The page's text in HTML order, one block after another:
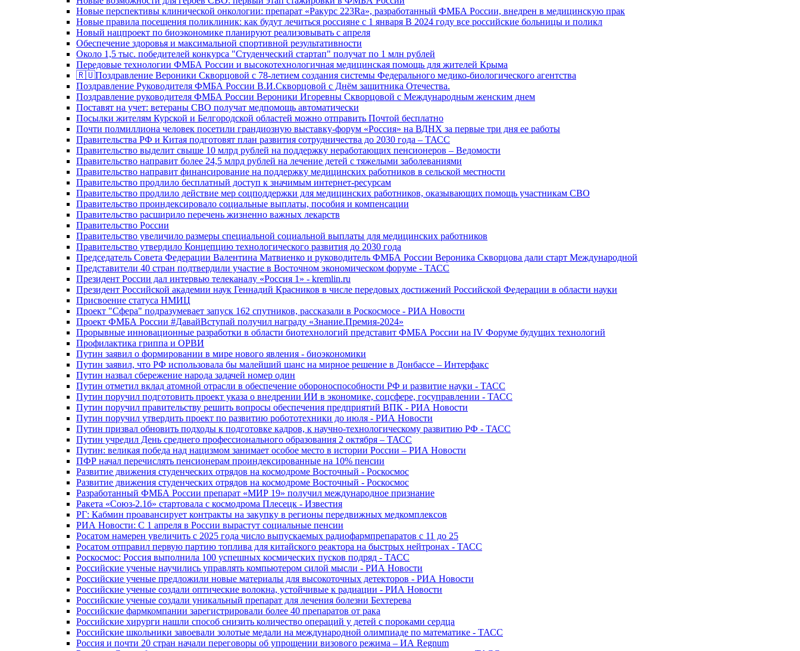
Новые перспективы клинической онкологии: препарат «Ракурс 223Ra», разработанный ФМБА России, внедрен в медицинскую прак
Новые правила посещения поликлиник: как будут лечиться россияне с 1 января В 2024 году все российские больницы и поликл
Новый нацпроект по биоэкономике планируют реализовывать с апреля
Обеспечение здоровья и максимальной спортивной результативности
Около 1,5 тыс. победителей конкурса "Студенческий стартап" получат по 1 млн рублей
Передовые технологии ФМБА России и высокотехнологичная медицинская помощь для жителей Крыма
🇷🇺Поздравление Вероники Скворцовой с 78-летием создания системы Федерального медико-биологического агентства
Поздравление Руководителя ФМБА России В.И.Скворцовой с Днём защитника Отечества.
Поздравление руководителя ФМБА России Вероники Игоревны Скворцовой с Международным женским днем
Поставят на учет: ветераны СВО получат медпомощь автоматически
Посылки жителям Курской и Белгородской областей можно отправить Почтой бесплатно
Почти полмиллиона человек посетили грандиозную выставку-форум «Россия» на ВДНХ за первые три дня ее работы
Правительства РФ и Китая подготовят план развития сотрудничества до 2030 года – ТАСС
Правительство выделит свыше 10 млрд рублей на поддержку неработающих пенсионеров – Ведомости
Правительство направит более 24,5 млрд рублей на лечение детей с тяжелыми заболеваниями
Правительство направит финансирование на поддержку медицинских работников в сельской местности
Правительство продлило бесплатный доступ к значимым интернет-ресурсам
Правительство продлило действие мер соцподдержки для медицинских работников, оказывающих помощь участникам СВО
Правительство проиндексировало социальные выплаты, пособия и компенсации
Правительство расширило перечень жизненно важных лекарств
Правительство России
Правительство увеличило размеры специальной социальной выплаты для медицинских работников
Правительство утвердило Концепцию технологического развития до 2030 года
Председатель Совета Федерации Валентина Матвиенко и руководитель ФМБА России Вероника Скворцова дали старт Международной
Представители 40 стран подтвердили участие в Восточном экономическом форуме - ТАСС
Президент России дал интервью телеканалу «Россия 1» - kremlin.ru
Президент Российской академии наук Геннадий Красников в числе передовых достижений Российской Федерации в области науки
Присвоение статуса НМИЦ
Проект "Сфера" подразумевает запуск 162 спутников, рассказали в Роскосмосе - РИА Новости
Проект ФМБА России #ДавайВступай получил награду «Знание.Премия-2024»
Прорывные инновационные разработки в области биотехнологий представит ФМБА России на IV Форуме будущих технологий
Профилактика гриппа и ОРВИ
Путин заявил о формировании в мире нового явления - биоэкономики
Путин заявил, что РФ использовала бы малейший шанс на мирное решение в Донбассе – Интерфакс
Путин назвал сбережение народа задачей номер один
Путин отметил вклад атомной отрасли в обеспечение обороноспособности РФ и развитие науки - ТАСС
Путин поручил подготовить проект указа о внедрении ИИ в экономике, соцсфере, госуправлении - ТАСС
Путин поручил правительству решить вопросы обеспечения предприятий ВПК - РИА Новости
Путин поручил утвердить проект по развитию робототехники до июля - РИА Новости
Путин призвал обновить подходы к подготовке кадров, к научно-технологическому развитию РФ - ТАСС
Путин учредил День среднего профессионального образования 2 октября – ТАСС
Путин: великая победа над нацизмом занимает особое место в истории России – РИА Новости
ПФР начал перечислять пенсионерам проиндексированные на 10% пенсии
Развитие движения студенческих отрядов на космодроме Восточный - Роскосмос
Развитие движения студенческих отрядов на космодроме Восточный - Роскосмос
Разработанный ФМБА России препарат «МИР 19» получил международное признание
Ракета «Союз-2.1б» стартовала с космодрома Плесецк - Известия
РГ: Кабмин проавансирует контракты на закупку в регионы передвижных медкомплексов
РИА Новости: С 1 апреля в России вырастут социальные пенсии
Росатом намерен увеличить с 2025 года число выпускаемых радиофармпрепаратов с 11 до 25
Росатом отправил первую партию топлива для китайского реактора на быстрых нейтронах - ТАСС
Роскосмос: Россия выполнила 100 успешных космических пусков подряд - ТАСС
Российские ученые научились управлять компьютером силой мысли - РИА Новости
Российские ученые предложили новые материалы для высокоточных детекторов - РИА Новости
Российские ученые создали оптические волокна, устойчивые к радиации - РИА Новости
Российские ученые создали уникальный препарат для лечения болезни Бехтерева
Российские фармкомпании зарегистрировали более 40 препаратов от рака
Российские хирурги нашли способ снизить количество операций у детей с пороками сердца
Российские школьники завоевали золотые медали на международной олимпиаде по математике - ТАСС
Россия и почти 20 стран начали переговоры об упрощении визового режима – ИА Regnum